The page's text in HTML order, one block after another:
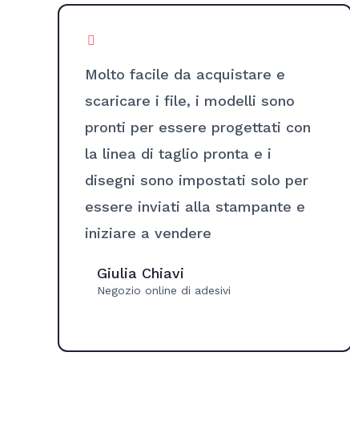
Molto facile da acquistare e
scaricare i file, i modelli sono
pronti per essere progettati con
la linea di taglio pronta e i
disegni sono impostati solo per
essere inviati alla stampante e
iniziare a vendere
Giulia Chiavi
Negozio online di adesivi